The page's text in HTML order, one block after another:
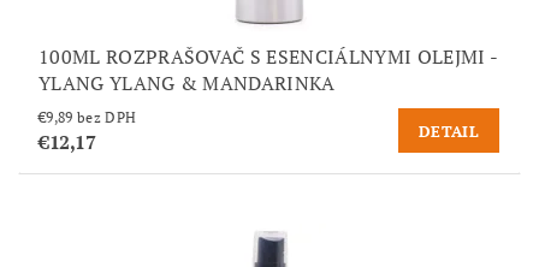
100ML ROZPRAŠOVAČ S ESENCIÁLNYMI OLEJMI -
YLANG YLANG & MANDARINKA
€9,89 bez DPH
€12,17 DETAIL